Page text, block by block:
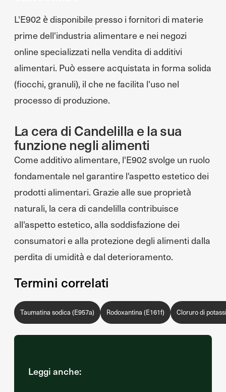
L'E902 è disponibile presso i fornitori di materie
prime dell'industria alimentare e nei negozi
online specializzati nella vendita di additivi
alimentari. Può essere acquistata in forma solida
(fiocchi, granuli), il che ne facilita l'uso nel
processo di produzione.
La cera di Candelilla e la sua
funzione negli alimenti
Come additivo alimentare, l'E902 svolge un ruolo
fondamentale nel garantire l'aspetto estetico dei
prodotti alimentari. Grazie alle sue proprietà
naturali, la cera di candelilla contribuisce
all'aspetto estetico, alla soddisfazione dei
consumatori e alla protezione degli alimenti dalla
perdita di umidità e dal deterioramento.
Termini correlati
Taumatina sodica (E957a) Rodoxantina (E161f) Cloruro di
Leggi anche: